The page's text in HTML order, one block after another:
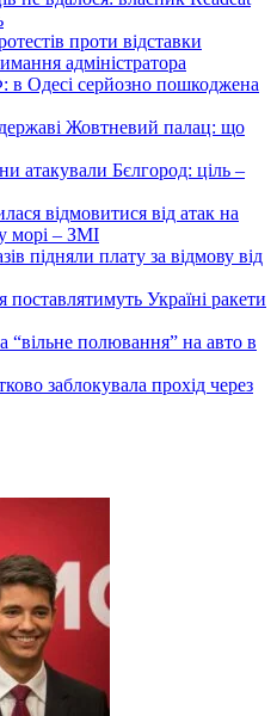
проти відставки
адміністратора
в Одесі серйозно пошкоджена
Жовтневий палац: що
атакували Бєлгород: ціль –
відмовитися від атак на
морі – ЗМІ
підняли плату за відмову від
Україні ракети
“вільне полювання” на авто в
заблокувала прохід через